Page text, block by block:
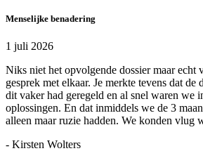
Menselijke benadering
1 juli 2026
Niks niet het opvolgende dossier maar echt
gesprek met elkaar. Je merkte tevens dat de
dit vaker had geregeld en al snel waren we
oplossingen. En dat inmiddels we de 3
alleen maar ruzie hadden. We konden vlug
- Kirsten Wolters